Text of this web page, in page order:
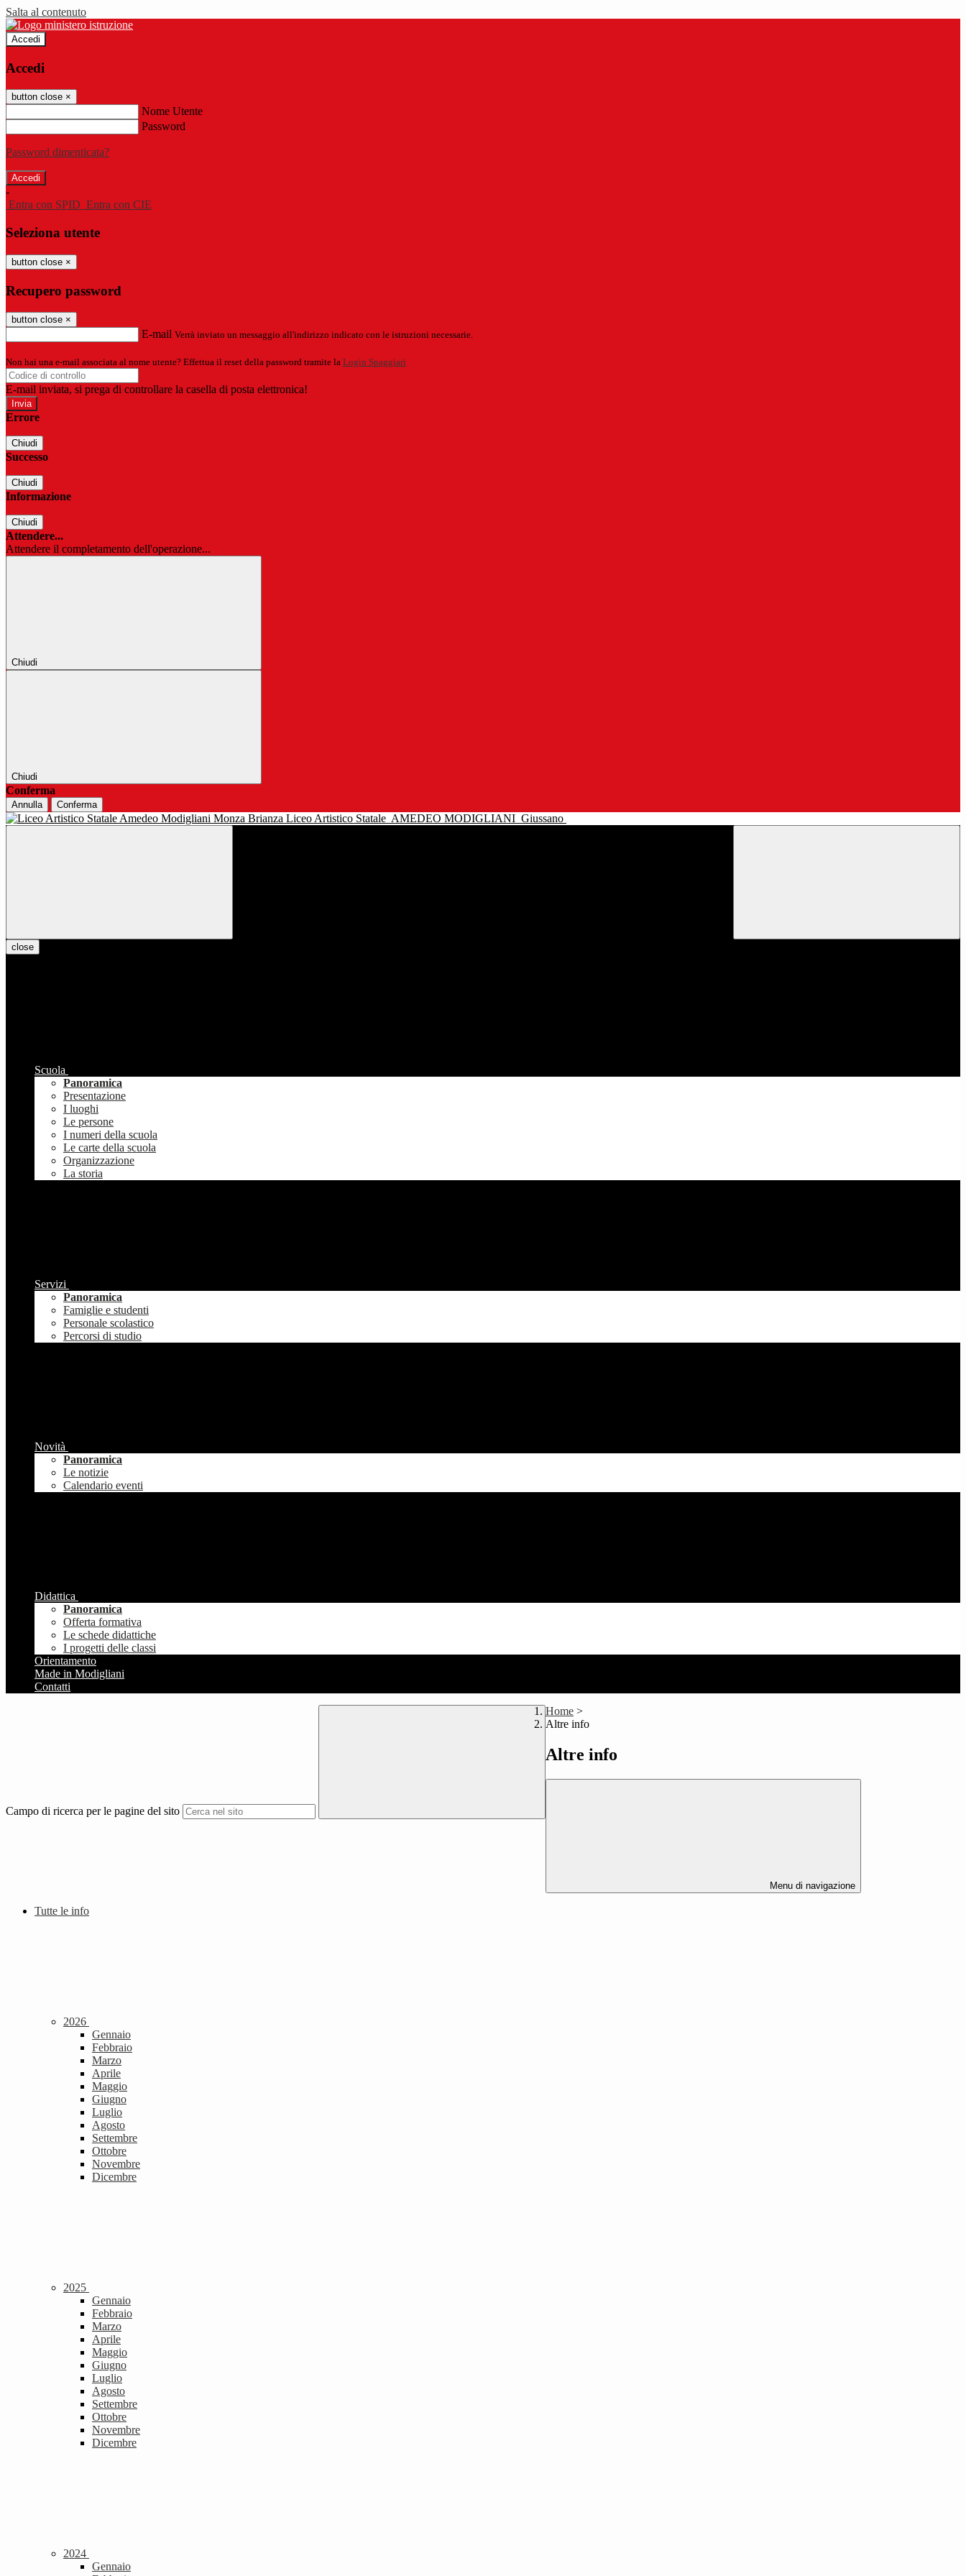
Salta al contenuto
Accedi
Accedi
button close ×
Nome Utente
Password
Password dimenticata?
-
Entra con SPID Entra con CIE
Seleziona utente
button close ×
Recupero password
button close ×
E-mail Verrà inviato un messaggio all'indirizzo indicato con le istruzioni necessarie.
Non hai una e-mail associata al nome utente? Effettua il reset della password tramite la Login Spaggiari
E-mail inviata, si prega di controllare la casella di posta elettronica!
Errore
Chiudi
Successo
Chiudi
Informazione
Chiudi
Attendere...
Attendere il completamento dell'operazione...
Chiudi
Chiudi
Conferma
Annulla Conferma
Liceo Artistico Statale AMEDEO MODIGLIANI Giussano
close
Scuola
Panoramica
Presentazione
I luoghi
Le persone
I numeri della scuola
Le carte della scuola
Organizzazione
La storia
Servizi
Panoramica
Famiglie e studenti
Personale scolastico
Percorsi di studio
Novità
Panoramica
Le notizie
Calendario eventi
Didattica
Panoramica
Offerta formativa
Le schede didattiche
I progetti delle classi
Orientamento
Made in Modigliani
Contatti
Campo di ricerca per le pagine del sito
Home >
Altre info
Altre info
Menu di navigazione
Tutte le info
2026
Gennaio
Febbraio
Marzo
Aprile
Maggio
Giugno
Luglio
Agosto
Settembre
Ottobre
Novembre
Dicembre
2025
Gennaio
Febbraio
Marzo
Aprile
Maggio
Giugno
Luglio
Agosto
Settembre
Ottobre
Novembre
Dicembre
2024
Gennaio